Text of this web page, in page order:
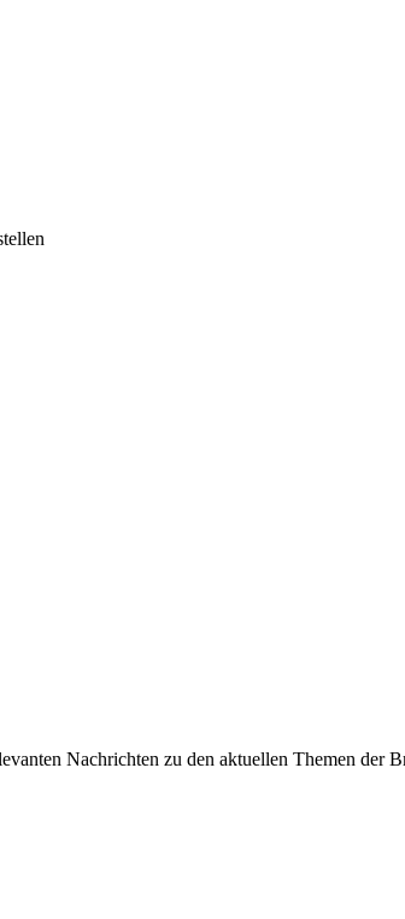
Nachrichten zu den aktuellen Themen der